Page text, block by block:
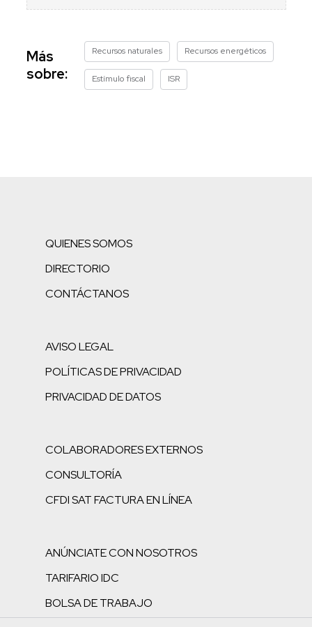
Más
sobre:
Recursos naturales Recursos energéticos
Estímulo fiscal ISR
QUIENES SOMOS
DIRECTORIO
CONTÁCTANOS
AVISO LEGAL
POLÍTICAS DE PRIVACIDAD
PRIVACIDAD DE DATOS
COLABORADORES EXTERNOS
CONSULTORÍA
CFDI SAT FACTURA EN LÍNEA
ANÚNCIATE CON NOSOTROS
TARIFARIO IDC
BOLSA DE TRABAJO